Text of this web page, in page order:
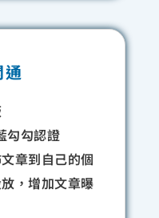
通
勾勾認證
章到自己的個
，增加文章曝